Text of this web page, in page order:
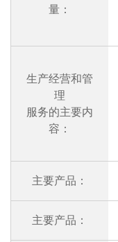
量：
生产经营和管
理
服务的主要内
容：
主要产品：
主要产品：